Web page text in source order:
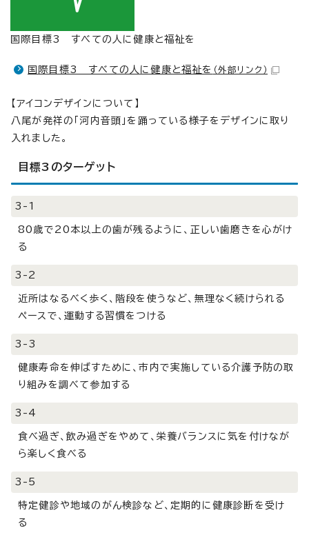
国際目標3 すべての人に健康と福祉を
国際目標3 すべての人に健康と福祉を （外部リンク）
【アイコンデザインについて】
八尾が発祥の「河内音頭」を踊っている様子をデザインに取り
入れました。
目標3のターゲット
3-1
80歳で20本以上の歯が残るように、正しい歯磨きを心がけ
る
3-2
近所はなるべく歩く、階段を使うなど、無理なく続けられる
ペースで、運動する習慣をつける
3-3
健康寿命を伸ばすために、市内で実施している介護予防の取
り組みを調べて参加する
3-4
食べ過ぎ、飲み過ぎをやめて、栄養バランスに気を付けなが
ら楽しく食べる
3-5
特定健診や地域のがん検診など、定期的に健康診断を受け
る